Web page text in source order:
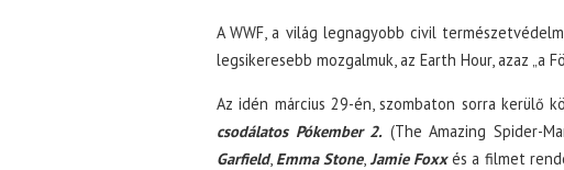
A WWF, a világ legnagyobb civil
legsikeresebb mozgalmuk, az Earth Hour, azaz „a
Az idén március 29-én, szombaton sorra kerülő
csodálatos Pókember 2. (The Amazing Spider-
Garfield, Emma Stone, Jamie Foxxés a filmet